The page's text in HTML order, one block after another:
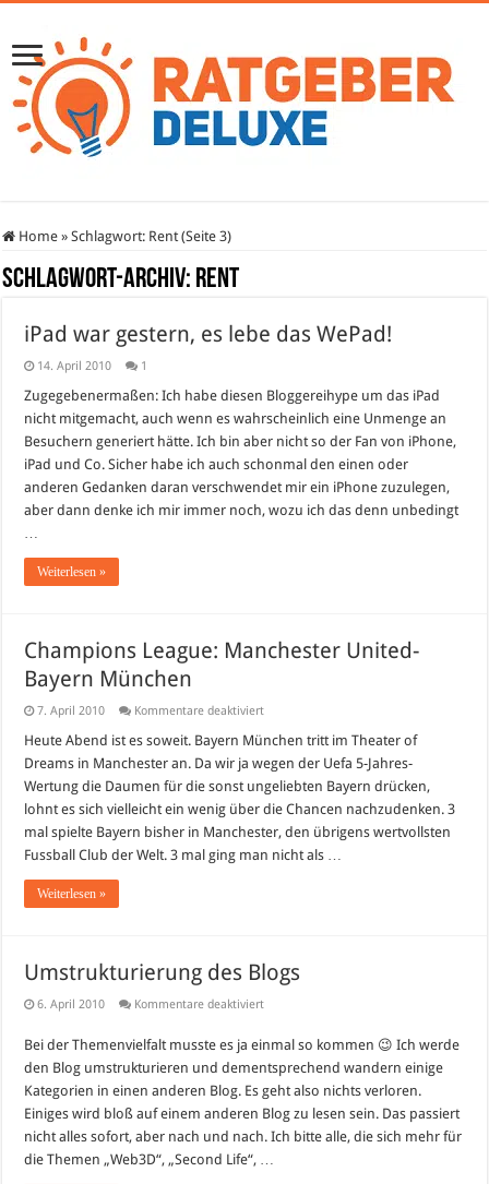
Home » Schlagwort: Rent(Seite 3)
Schlagwort-Archiv: Rent
iPad war gestern, es lebe das WePad!
14. April 2010 1
Zugegebenermaßen: Ich habe diesen Bloggereihype um das iPad
nicht mitgemacht, auch wenn es wahrscheinlich eine Unmenge an
Besuchern generiert hätte. Ich bin aber nicht so der Fan von iPhone,
iPad und Co. Sicher habe ich auch schonmal den einen oder
anderen Gedanken daran verschwendet mir ein iPhone zuzulegen,
aber dann denke ich mir immer noch, wozu ich das denn unbedingt
…
Weiterlesen »
Champions League: Manchester United-
Bayern München
7. April 2010 Kommentare deaktiviertfür
League:
United-
Bayern
München
Heute Abend ist es soweit. Bayern München tritt im Theater of
Dreams in Manchester an. Da wir ja wegen der Uefa 5-Jahres-
Wertung die Daumen für die sonst ungeliebten Bayern drücken,
lohnt es sich vielleicht ein wenig über die Chancen nachzudenken. 3
mal spielte Bayern bisher in Manchester, den übrigens wertvollsten
Fussball Club der Welt. 3 mal ging man nicht als …
Weiterlesen »
Umstrukturierung des Blogs
6. April 2010 Kommentare deaktiviertfür
Blogs
Bei der Themenvielfalt musste es ja einmal so kommen 😉 Ich werde
den Blog umstrukturieren und dementsprechend wandern einige
Kategorien in einen anderen Blog. Es geht also nichts verloren.
Einiges wird bloß auf einem anderen Blog zu lesen sein. Das passiert
nicht alles sofort, aber nach und nach. Ich bitte alle, die sich mehr für
die Themen „Web3D“, „Second Life“, …